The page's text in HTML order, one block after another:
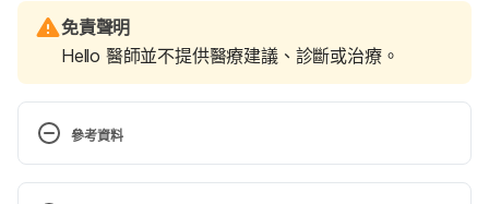
免責聲明
Hello 醫師並不提供醫療建議、診斷或治療。
參考資料
Tadalafil.